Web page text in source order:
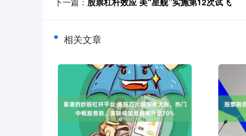
相关文章